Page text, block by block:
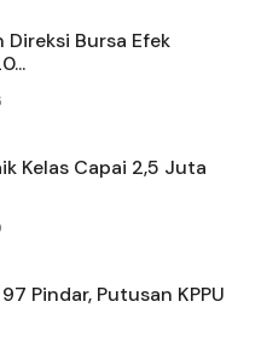
Bursa Efek
Kelas Capai 2,5 Juta
Pindar, Putusan KPPU